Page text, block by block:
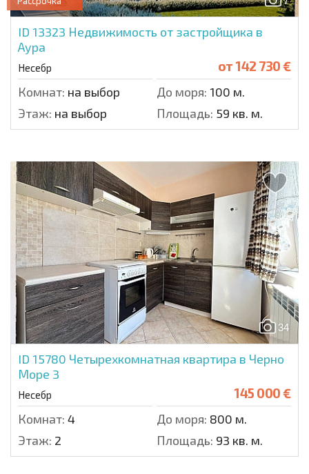
ID 13323 Недвижимость от застройщика в
Аура
Несебр от142 730 €
Комнат: на выбор До моря: 100 м.
Этаж: на выбор Площадь: 59 кв. м.
34
ID 15780 Четырехкомнатная квартира в Черно
Море 3
Несебр 145 000 €
Комнат: 4 До моря: 800 м.
Этаж: 2 Площадь: 93 кв. м.